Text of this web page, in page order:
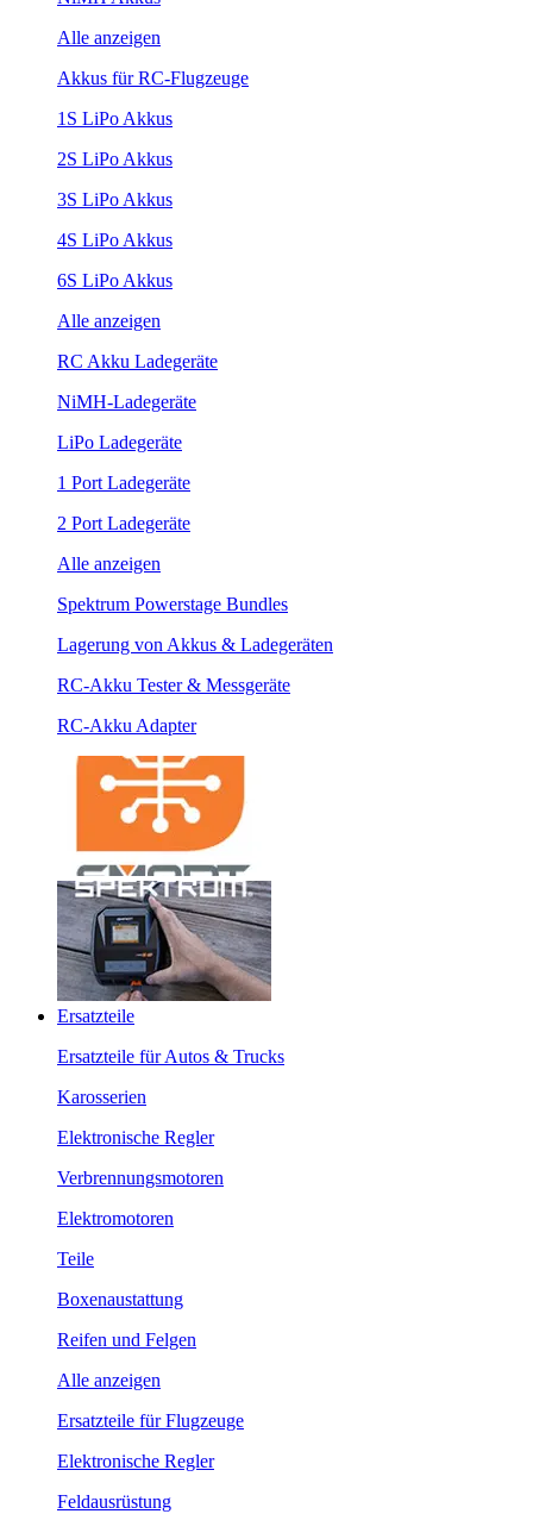
Alle anzeigen
Akkus für RC-Flugzeuge
1S LiPo Akkus
2S LiPo Akkus
3S LiPo Akkus
4S LiPo Akkus
6S LiPo Akkus
Alle anzeigen
RC Akku Ladegeräte
NiMH-Ladegeräte
LiPo Ladegeräte
1 Port Ladegeräte
2 Port Ladegeräte
Alle anzeigen
Spektrum Powerstage Bundles
Lagerung von Akkus & Ladegeräten
RC-Akku Tester & Messgeräte
RC-Akku Adapter
Ersatzteile
Ersatzteile für Autos & Trucks
Karosserien
Elektronische Regler
Verbrennungsmotoren
Elektromotoren
Teile
Boxenaustattung
Reifen und Felgen
Alle anzeigen
Ersatzteile für Flugzeuge
Elektronische Regler
Feldausrüstung